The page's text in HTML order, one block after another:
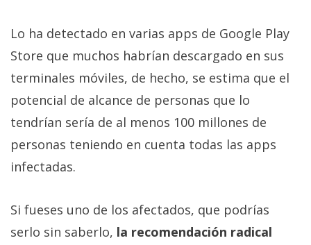
Cambiar
opciones
de
privacidad
/
Legal
El medio de
encontrarás
noticias sobre
Lo ha detectado en varias apps de Google Play
Store que muchos habrían descargado en sus
terminales móviles, de hecho, se estima que el
potencial de alcance de personas que lo
tendrían sería de al menos 100 millones de
personas teniendo en cuenta todas las apps
infectadas.
Si fueses uno de los afectados, que podrías
serlo sin saberlo, la recomendación radical